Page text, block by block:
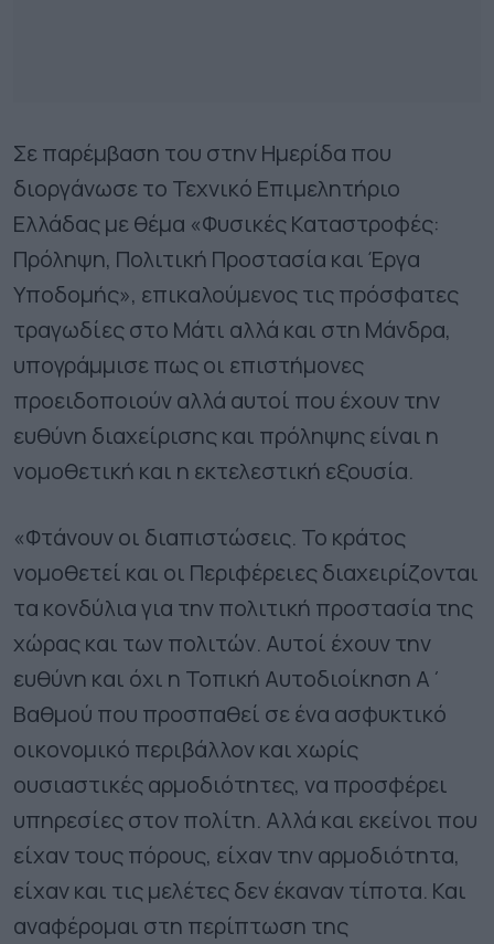
Σε παρέμβαση του στην Ημερίδα που
διοργάνωσε το Τεχνικό Επιμελητήριο
Ελλάδας με θέμα «Φυσικές Καταστροφές:
Πρόληψη, Πολιτική Προστασία και Έργα
Υποδομής», επικαλούμενος τις πρόσφατες
τραγωδίες στο Μάτι αλλά και στη Μάνδρα,
υπογράμμισε πως οι επιστήμονες
προειδοποιούν αλλά αυτοί που έχουν την
ευθύνη διαχείρισης και πρόληψης είναι η
νομοθετική και η εκτελεστική εξουσία.
«Φτάνουν οι διαπιστώσεις. Το κράτος
νομοθετεί και οι Περιφέρειες διαχειρίζονται
τα κονδύλια για την πολιτική προστασία της
χώρας και των πολιτών. Αυτοί έχουν την
ευθύνη και όχι η Τοπική Αυτοδιοίκηση Α΄
Βαθμού που προσπαθεί σε ένα ασφυκτικό
οικονομικό περιβάλλον και χωρίς
ουσιαστικές αρμοδιότητες, να προσφέρει
υπηρεσίες στον πολίτη. Αλλά και εκείνοι που
είχαν τους πόρους, είχαν την αρμοδιότητα,
είχαν και τις μελέτες δεν έκαναν τίποτα. Και
αναφέρομαι στη περίπτωση της